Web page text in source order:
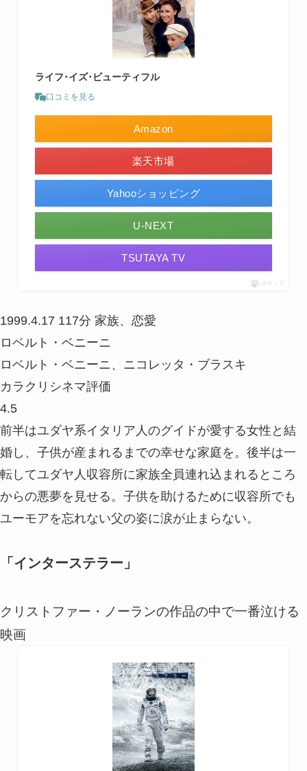
ライフ･イズ･ビューティフル
口コミを見る
Amazon
楽天市場
Yahooショッピング
U-NEXT
TSUTAYA TV
ポチップ
1999.4.17 117分 家族、恋愛
ロベルト・ベニーニ
ロベルト・ベニーニ、ニコレッタ・ブラスキ
カラクリシネマ評価
4.5
前半はユダヤ系イタリア人のグイドが愛する女性と結
婚し、子供が産まれるまでの幸せな家庭を。後半は一
転してユダヤ人収容所に家族全員連れ込まれるところ
からの悪夢を見せる。子供を助けるために収容所でも
ユーモアを忘れない父の姿に涙が止まらない。
「インターステラー」
クリストファー・ノーランの作品の中で一番泣ける
映画